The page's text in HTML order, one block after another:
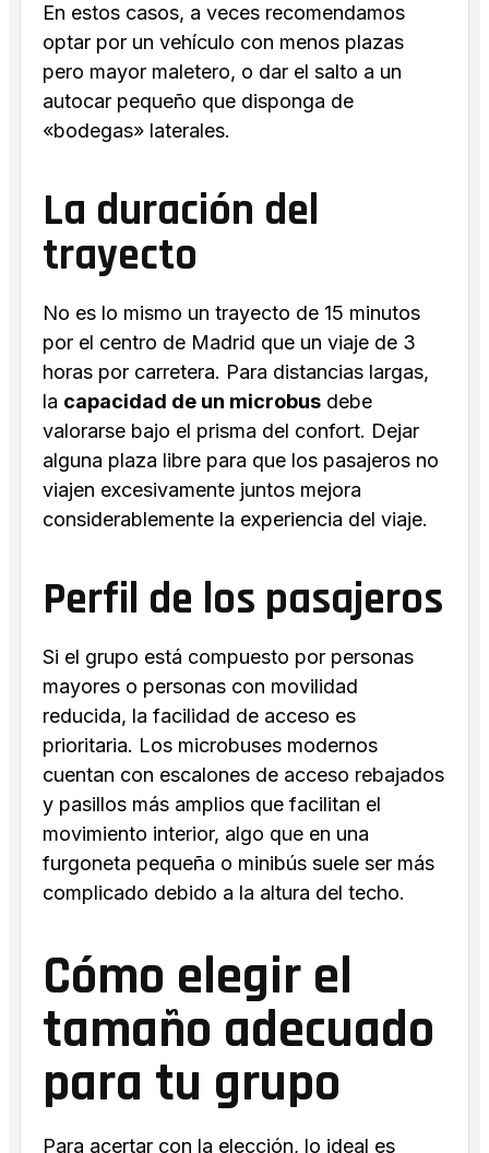
En estos casos, a veces recomendamos
optar por un vehículo con menos plazas
pero mayor maletero, o dar el salto a un
autocar pequeño que disponga de
«bodegas» laterales.
La duración del
trayecto
No es lo mismo un trayecto de 15 minutos
por el centro de Madrid que un viaje de 3
horas por carretera. Para distancias largas,
la capacidad de un microbus debe
valorarse bajo el prisma del confort. Dejar
alguna plaza libre para que los pasajeros no
viajen excesivamente juntos mejora
considerablemente la experiencia del viaje.
Perfil de los pasajeros
Si el grupo está compuesto por personas
mayores o personas con movilidad
reducida, la facilidad de acceso es
prioritaria. Los microbuses modernos
cuentan con escalones de acceso rebajados
y pasillos más amplios que facilitan el
movimiento interior, algo que en una
furgoneta pequeña o minibús suele ser más
complicado debido a la altura del techo.
Cómo elegir el
tamaño adecuado
para tu grupo
Para acertar con la elección, lo ideal es